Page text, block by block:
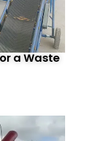
a Waste